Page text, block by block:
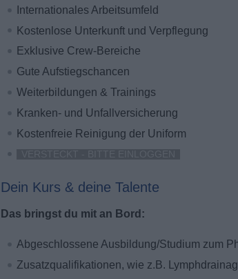
Internationales Arbeitsumfeld
Kostenlose Unterkunft und Verpflegung
Exklusive Crew-Bereiche
Gute Aufstiegschancen
Weiterbildungen & Trainings
Kranken- und Unfallversicherung
Kostenfreie Reinigung der Uniform
Dein Kurs & deine Talente
Das bringst du mit an Bord:
Abgeschlossene Ausbildung/Studium zum
Zusatzqualifikationen, wie z.B.